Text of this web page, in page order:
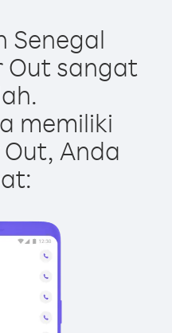
Senegal
Out sangat
memiliki
Anda